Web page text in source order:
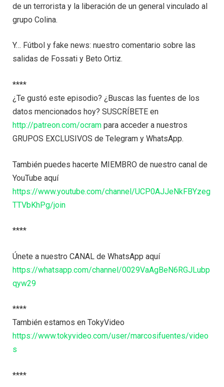
de un terrorista y la liberación de un general vinculado al
grupo Colina.
Y… Fútbol y fake news: nuestro comentario sobre las
salidas de Fossati y Beto Ortiz.
****
¿Te gustó este episodio? ¿Buscas las fuentes de los
datos mencionados hoy? SUSCRÍBETE en
http://patreon.com/ocram para acceder a nuestros
GRUPOS EXCLUSIVOS de Telegram y WhatsApp.
También puedes hacerte MIEMBRO de nuestro canal de
YouTube aquí
https://www.youtube.com/channel/UCP0AJJeNkFBYzeg
TTVbKhPg/join
****
Únete a nuestro CANAL de WhatsApp aquí
https://whatsapp.com/channel/0029VaAgBeN6RGJLubp
qyw29
****
También estamos en TokyVideo
https://www.tokyvideo.com/user/marcosifuentes/video
s
****